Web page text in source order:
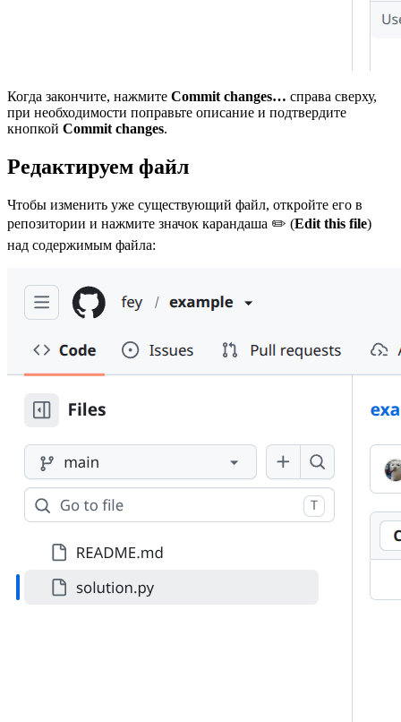
Когда закончите, нажмите Commit changes… справа сверху,
при необходимости поправьте описание и подтвердите
кнопкой Commit changes.
Редактируем файл
Чтобы изменить уже существующий файл, откройте его в
репозитории и нажмите значок карандаша ✏️ (Edit this file)
над содержимым файла: